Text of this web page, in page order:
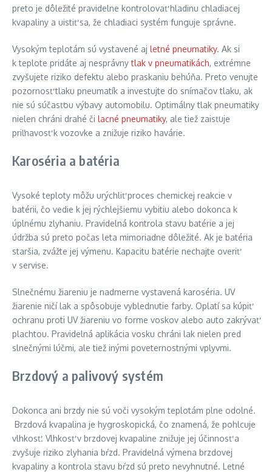
preto je dôležité pravidelne kontrolovať hladinu chladiacej
kvapaliny a uistiť sa, že chladiaci systém funguje správne.
Vysokým teplotám sú vystavené aj letné pneumatiky. Ak si
k teplote pridáte aj nesprávnytlak v pneumatikách, extrémne
zvyšujete riziko defektu alebo praskaniu behúňa. Preto venujte
pozornosť tlaku pneumatík a investujte do snímačov tlaku, ak
nie sú súčasťou výbavy automobilu. Optimálny tlak pneumatiky
nielen chráni drahé či lacné pneumatiky, ale tiež zaisťuje
priľnavosť k vozovke a znižuje riziko havárie.
Karoséria a batéria
Vysoké teploty môžu urýchliť proces chemickej reakcie v
batérii, čo vedie k jej rýchlejšiemu vybitiu alebo dokonca k
úplnému zlyhaniu. Pravidelná kontrola stavu batérie a jej
údržba sú preto počas leta mimoriadne dôležité. Ak je batéria
staršia, zvážte jej výmenu. Kapacitu batérie nechajte overiť
v servise.
Slnečnému žiareniu je nadmerne vystavená karoséria. UV
žiarenie ničí lak a spôsobuje vyblednutie farby. Oplatí sa kúpiť
ochranu proti UV žiareniu vo forme voskov alebo auto zakrývať
plachtou. Pravidelná aplikácia vosku chráni lak nielen pred
slnečnými lúčmi, ale tiež inými poveternostnými vplyvmi.
Brzdový a palivový systém
Dokonca ani brzdy nie sú voči vysokým teplotám plne odolné.
Brzdová kvapalina je hygroskopická, čo znamená, že pohlcuje
vlhkosť. Vlhkosť v brzdovej kvapaline znižuje jej účinnosť a
zvyšuje riziko zlyhania bŕzd. Pravidelná výmena brzdovej
kvapaliny a kontrola stavu bŕzd sú preto nevyhnutné. Letné